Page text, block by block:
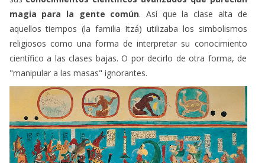
aquellos tiempos (la familia Itzá) utilizaba los simbolismos
religiosos como una forma de interpretar su conocimiento
científico a las clases bajas. O por decirlo de otra forma, de
"manipular a las masas" ignorantes.